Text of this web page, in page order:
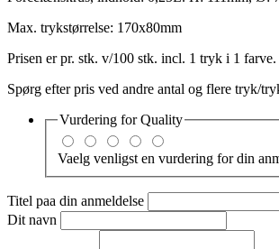
Max. trykstørrelse: 170x80mm
Prisen er pr. stk. v/100 stk. incl. 1 tryk i 1
Spørg efter pris ved andre antal og flere tryk/
Vurdering forQuality
Vaelg venligst en vurdering for din
Titel paa din anmeldelse
Dit navn